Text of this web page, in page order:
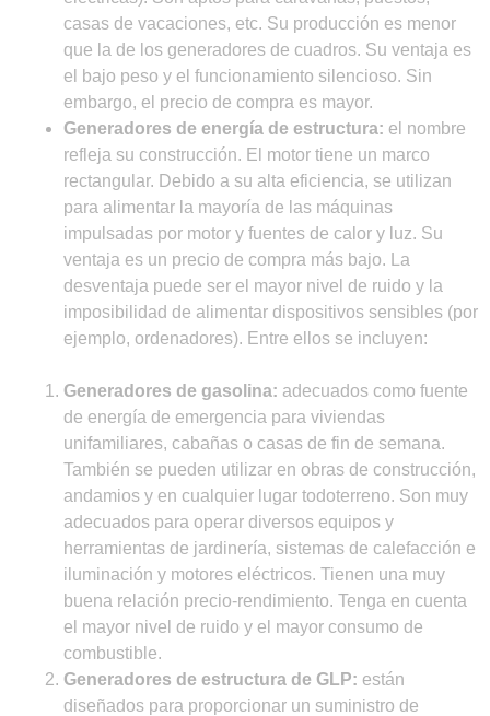
casas de vacaciones, etc. Su producción es menor
que la de los generadores de cuadros. Su ventaja es
el bajo peso y el funcionamiento silencioso. Sin
embargo, el precio de compra es mayor.
Generadores de energía de estructura: el nombre
refleja su construcción. El motor tiene un marco
rectangular. Debido a su alta eficiencia, se utilizan
para alimentar la mayoría de las máquinas
impulsadas por motor y fuentes de calor y luz. Su
ventaja es un precio de compra más bajo. La
desventaja puede ser el mayor nivel de ruido y la
imposibilidad de alimentar dispositivos sensibles (por
ejemplo, ordenadores). Entre ellos se incluyen:
Generadores de gasolina: adecuados como fuente
de energía de emergencia para viviendas
unifamiliares, cabañas o casas de fin de semana.
También se pueden utilizar en obras de construcción,
andamios y en cualquier lugar todoterreno. Son muy
adecuados para operar diversos equipos y
herramientas de jardinería, sistemas de calefacción e
iluminación y motores eléctricos. Tienen una muy
buena relación precio-rendimiento. Tenga en cuenta
el mayor nivel de ruido y el mayor consumo de
combustible.
Generadores de estructura de GLP: están
diseñados para proporcionar un suministro de